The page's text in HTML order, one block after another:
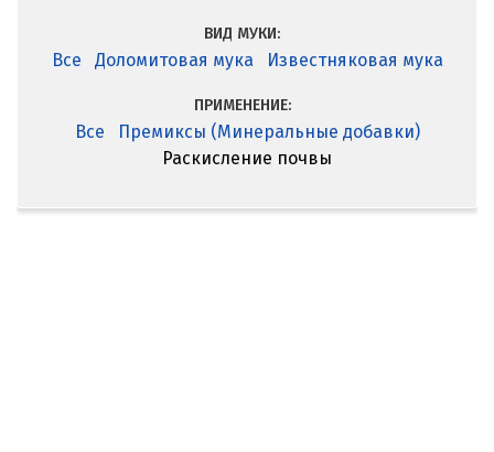
ВИД МУКИ:
Все Доломитовая мука Известняковая мука
ПРИМЕНЕНИЕ:
Все
Премиксы (Минеральные добавки)
Раскисление почвы